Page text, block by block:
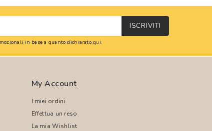
ISCRIVITI
in base a quanto dichiaratoqui.
My Account
I miei ordini
Effettua un reso
La mia Wishlist